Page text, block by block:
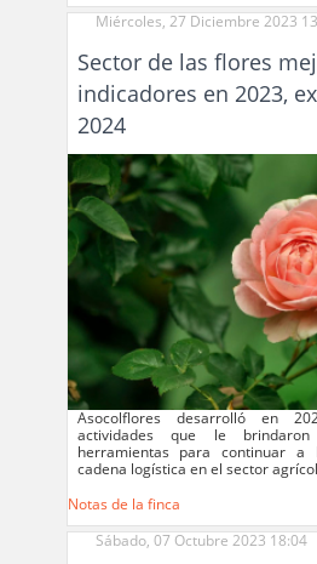
Miércoles, 27 Diciembre 2023
Sector de las flores
indicadores en 2023,
2024
Asocolflores desarrolló en
actividades que le
herramientas para continuar
cadena logística en el sector
Notas de la finca
Sábado, 07 Octubre 2023 18:04